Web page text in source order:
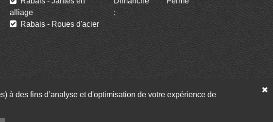
alliage
Rabais - Roues d'acier
:
à des fins d’analyse et d'optimisation de votre expérience de